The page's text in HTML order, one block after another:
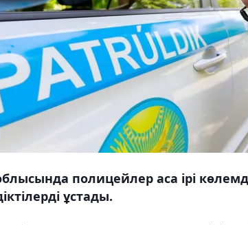
полицейлер аса ірі
ұстады.